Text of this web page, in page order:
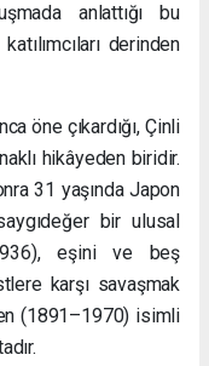
anlattığı bu
derinden
öne çıkardığı, Çinli
hikâyeden biridir.
31 yaşında Japon
bir ulusal
eşini ve beş
karşı savaşmak
(1891–1970) isimli